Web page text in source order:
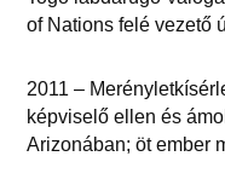
of Nations felé vezető
2011 –
képviselő ellen és
Arizonában; öt ember